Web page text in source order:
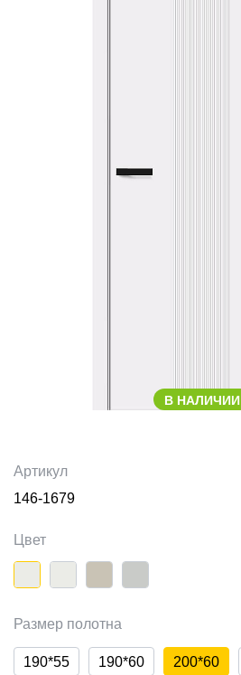
В НАЛИЧИИ
Артикул
146-1679
Цвет
Размер полотна
190*55 190*60 200*60